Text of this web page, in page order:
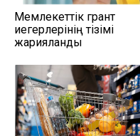
Мемлекеттік грант
иегерлерінің тізімі
жарияланды